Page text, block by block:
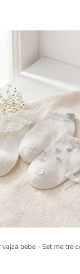
vajza bebe - Set me tre